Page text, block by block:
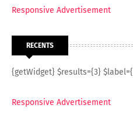
Responsive Advertisement
RECENTS
{getWidget} $results={3}
Responsive Advertisement